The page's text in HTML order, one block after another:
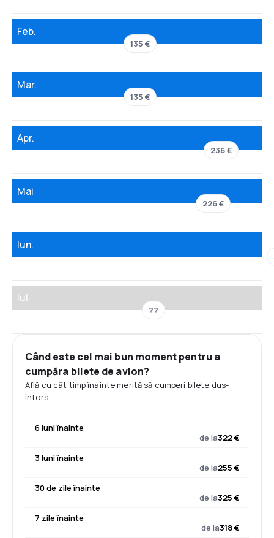
Feb.
135 €
Mar.
135 €
Apr.
236 €
Mai
226 €
Iun.
Iul.
??
Când este cel mai bun moment pentru a
cumpăra bilete de avion?
Află cu cât timp înainte merită să cumperi bilete dus-
întors.
6 luni înainte
de la322 €
3 luni înainte
de la255 €
30 de zile înainte
de la325 €
7 zile înainte
de la318 €